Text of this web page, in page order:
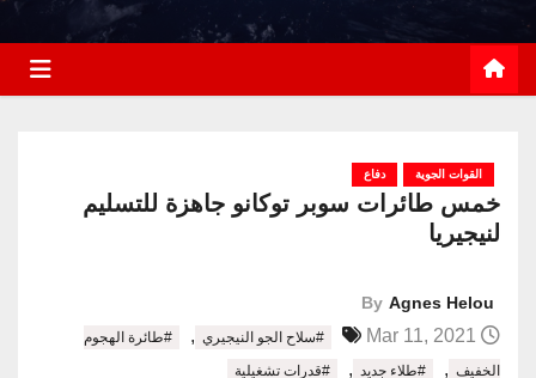
القوات الجوية دفاع
خمس طائرات سوبر توكانو جاهزة للتسليم
لنيجيريا
By Agnes Helou
#سلاح الجو النيجيري ,
#طائرة الهجوم
الخفيف , #طلاء جديد , #قدرات تشغيلية